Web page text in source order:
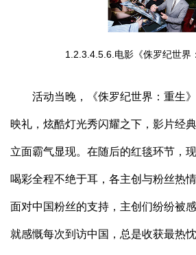
1.2.3.4.5.6.电影《侏罗纪世界
活动当晚，《侏罗纪世界：重生》
映礼，炫酷灯光秀闪耀之下，影片经
立面霸气显现。在随后的红毯环节，
喝彩全程不绝于耳，各主创与粉丝热
面对中国粉丝的支持，主创们纷纷被
就感慨每次到访中国，总是收获最热